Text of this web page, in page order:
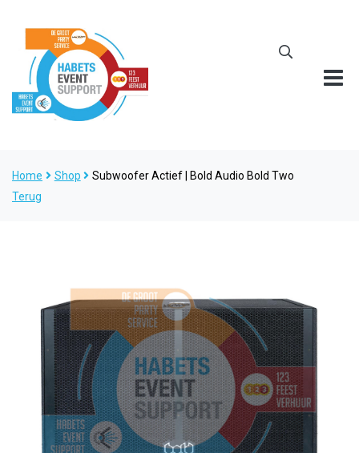
Home Shop
Subwoofer Actief | Bold Audio Bold Two
Terug